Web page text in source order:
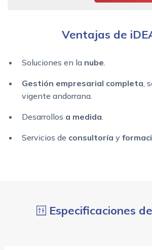
Ventajas de
Soluciones en la nube.
Gestión empresarial completa,
vigente andorrana.
Desarrollos a medida.
Servicios de consultoría y
Especificaciones